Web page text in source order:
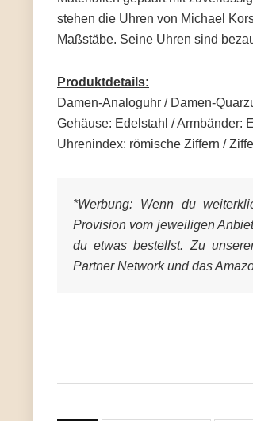
stehen die Uhren von Michael
Maßstäbe. Seine Uhren sind
Produktdetails:
Damen-Analoguhr / Damen-
Gehäuse: Edelstahl / Armbänder:
Uhrenindex: römische Ziffern /
*Werbung: Wenn du
Provision vom jeweiligen
du etwas bestellst. Zu
Partner Network und das